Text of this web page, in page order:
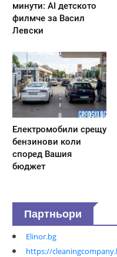
минути: AI детското
филмче за Васил
Левски
Електромобили срещу
бензинови коли
според Вашия
бюджет
Партньори
Elinor.bg
https://